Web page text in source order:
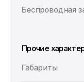
Беспроводная
Прочие
Габариты